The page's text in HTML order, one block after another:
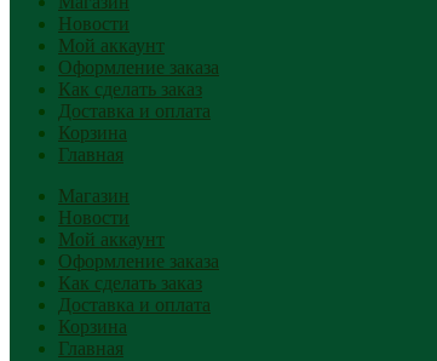
Новости
Мой аккаунт
Оформление заказа
Как сделать заказ
Доставка и оплата
Корзина
Главная
Магазин
Новости
Мой аккаунт
Оформление заказа
Как сделать заказ
Доставка и оплата
Корзина
Главная